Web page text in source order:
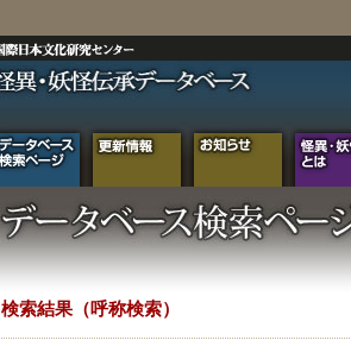
検索結果（呼称検索）